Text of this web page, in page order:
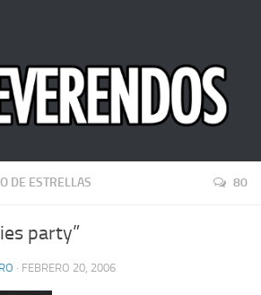
DE ESTRELLAS 80
party”
· FEBRERO 20, 2006